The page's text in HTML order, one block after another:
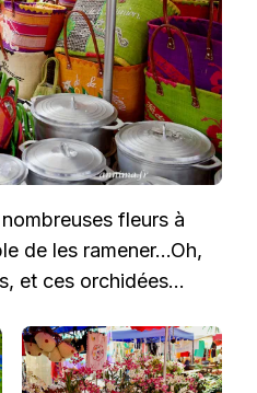
fleurs à
de les ramener…Oh,
et ces orchidées…